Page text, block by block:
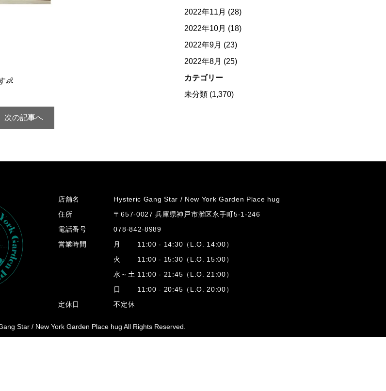
👶
次の記事へ
2022年11月 (28)
2022年10月 (18)
2022年9月 (23)
2022年8月 (25)
カテゴリー
未分類(1,370)
店舗名 Hysteric Gang Star / New York Garden Place hug
住所
〒657-0027 兵庫県神戸市灘区永手町5-1-246
電話番号
078-842-8989
営業時間
月 11:00 - 14:30（L.O. 14:00）
火 11:00 - 15:30（L.O. 15:00）
水～土 11:00 - 21:45（L.O. 21:00）
日 11:00 - 20:45（L.O. 20:00）
定休日
不定休
Star / New York Garden Place hug All Rights Reserved.